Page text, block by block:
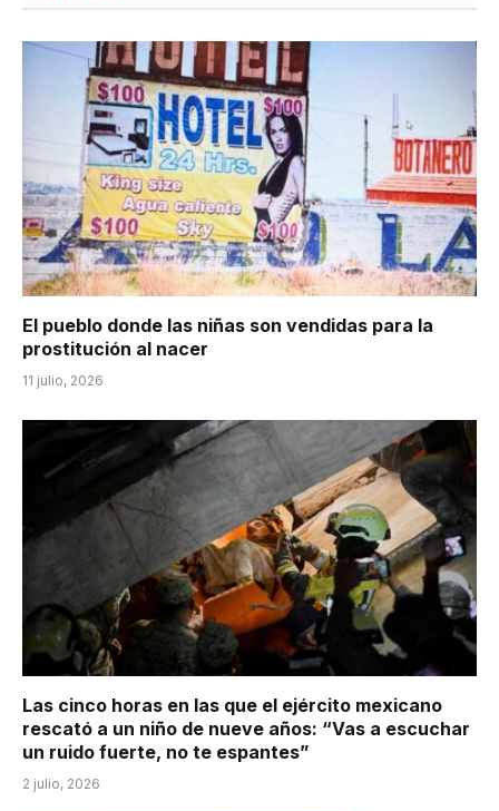
El pueblo donde las niñas son vendidas para la
prostitución al nacer
11 julio, 2026
Las cinco horas en las que el ejército mexicano
rescató a un niño de nueve años: “Vas a escuchar
un ruido fuerte, no te espantes”
2 julio, 2026